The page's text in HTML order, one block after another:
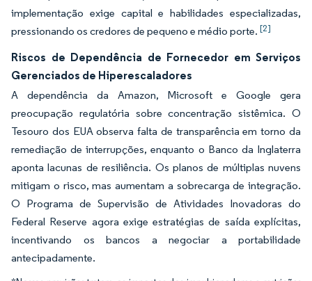
implementação exige capital e habilidades especializadas,
pressionando os credores de pequeno e médio porte. [2]
Riscos de Dependência de Fornecedor em Serviços
Gerenciados de Hiperescaladores
A dependência da Amazon, Microsoft e Google gera
preocupação regulatória sobre concentração sistêmica. O
Tesouro dos EUA observa falta de transparência em torno da
remediação de interrupções, enquanto o Banco da Inglaterra
aponta lacunas de resiliência. Os planos de múltiplas nuvens
mitigam o risco, mas aumentam a sobrecarga de integração.
O Programa de Supervisão de Atividades Inovadoras do
Federal Reserve agora exige estratégias de saída explícitas,
incentivando os bancos a negociar a portabilidade
antecipadamente.